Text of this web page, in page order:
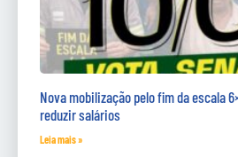
Nova mobilização pelo fim da escala
reduzir salários
Leia mais »